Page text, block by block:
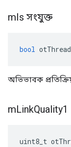
mIs সংযুক্ত
bool
অভিভাবক
mLinkQuality1
uint8_t